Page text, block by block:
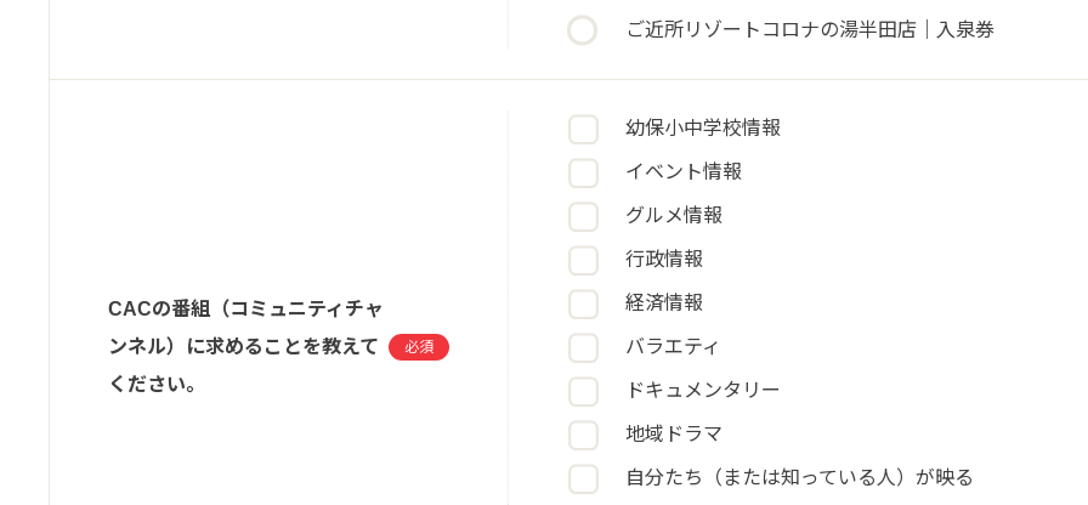
ご近所リゾートコロナの湯半田店｜入泉券
CACの番組（コミュニティチャ
ンネル）に求めることを教えて
ください。
必須
幼保小中学校情報
イベント情報
グルメ情報
行政情報
経済情報
バラエティ
ドキュメンタリー
地域ドラマ
自分たち（または知っている人）が映る